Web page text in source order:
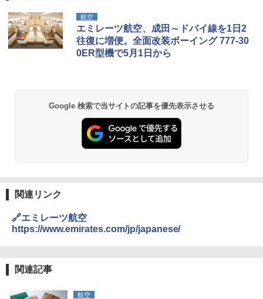
航空
エミレーツ航空、成田～ドバイ線を1日2
往復に増便。全面改装ボーイング 777-30
0ER型機で5月1日から
Google 検索で当サイトの記事を優先表示させる
関連リンク
🔗エミレーツ航空
https://www.emirates.com/jp/japanese/
関連記事
航空